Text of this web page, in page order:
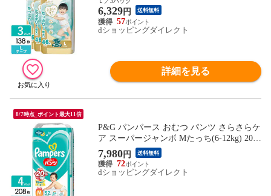
6,329円 送料無料
57
dショッピングダイレクト
詳細を見る
8/7時点_ポイント最大11倍
P&G パンパース おむつ パンツ さらさらケ
ア スーパージャンボ Mたっち(6-12kg) 208
枚(52枚×4パック) 4987176136879
7,980円 送料無料
72
dショッピングダイレクト